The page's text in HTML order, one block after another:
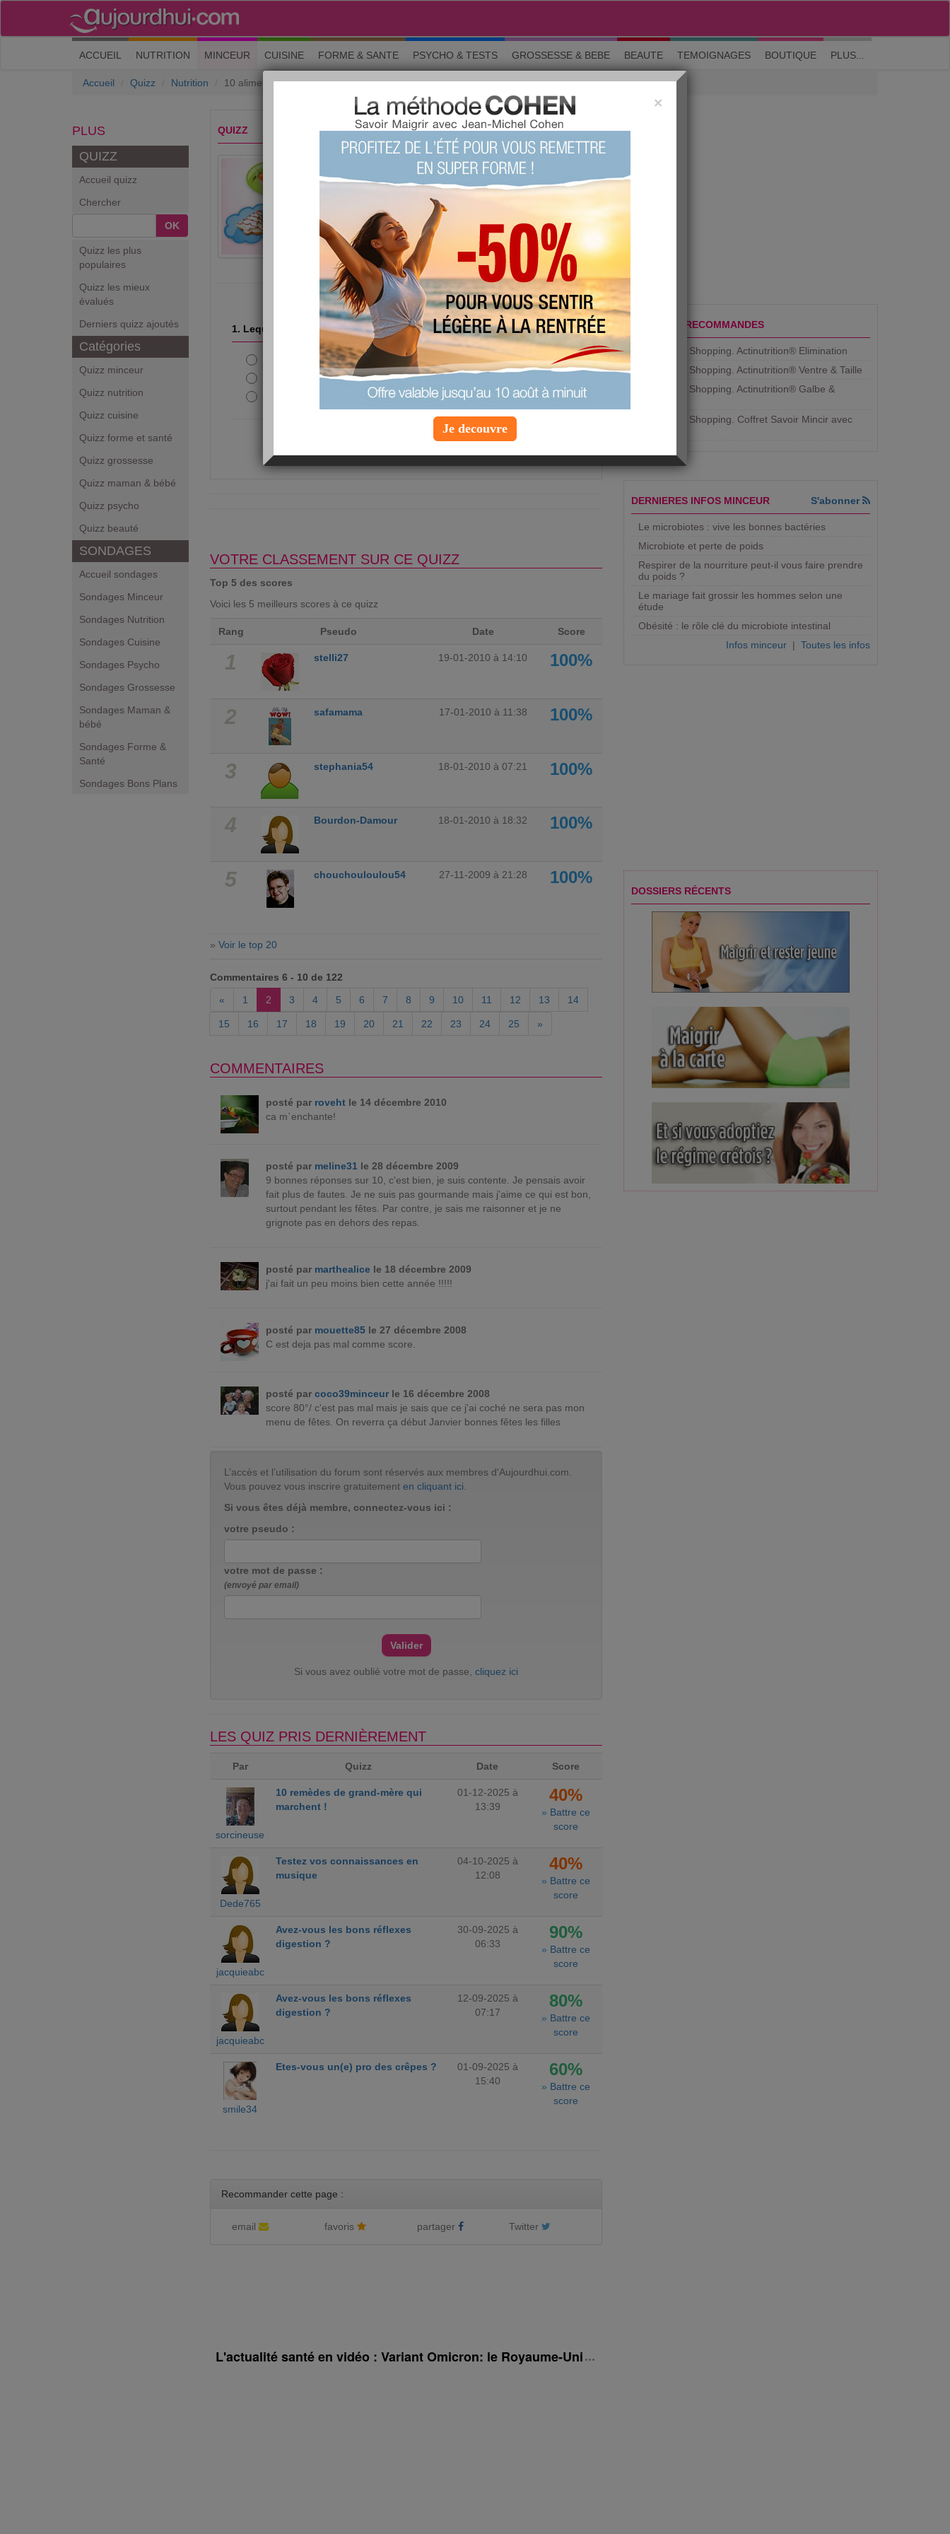
M'inscrire| Me connecter| ? Visite guidée
ACCUEIL (current)
NUTRITION MINCEUR CUISINE FORME & SANTE PSYCHO & TESTS GROSSESSE & BEBE BEAUTE TEMOIGNAGES BOUTIQUE PLUS...
Accueil Quizz Nutrition 10 aliments de Noël qui ne font pas grossir !
PLUS
QUIZZ
Accueil quizz
Chercher
OK
Quizz les plus
populaires
Quizz les mieux
évalués
Derniers quizz ajoutés
Catégories
Quizz minceur
Quizz nutrition
Quizz cuisine
Quizz forme et santé
Quizz grossesse
Quizz maman & bébé
Quizz psycho
Quizz beauté
SONDAGES
Accueil sondages
Sondages Minceur
Sondages Nutrition
Sondages Cuisine
Sondages Psycho
Sondages Grossesse
Sondages Maman &
bébé
Sondages Forme &
Santé
Sondages Bons Plans
QUIZZ
10 aliments de Noël qui ne font pas
grossir !?
+509Le quizz du siècle !(fait 18329
Score moyen : 84 %
Questions 1 sur 10
1. Lequel de ces aliments est riche en fer et faible en calories ?
Les huîtres
Le saumon
VOTRE CLASSEMENT SUR CE QUIZZ
Top 5 des scores
Voici les 5 meilleurs scores à ce quizz
Rang Pseudo Date Score
1 stelli27 19-01-2010 à 14:10 100%
2 safamama 17-01-2010 à 11:38 100%
3 stephania54 18-01-2010 à 07:21 100%
4 Bourdon-Damour 18-01-2010 à 18:32 100%
5 chouchouloulou54 27-11-2009 à 21:28 100%
» Voir le top 20
Commentaires 6 - 10 de 122
«
1 2 3 4 5 6 7 8 9 10 11 12 13 14
15 16 17 18 19 20 21 22 23 24 25 »
COMMENTAIRES
posté par roveht le 14 décembre 2010
ca m`enchante!
posté par meline31 le 28 décembre 2009
9 bonnes réponses sur 10, c'est bien, je suis contente. Je pensais avoir
fait plus de fautes. Je ne suis pas gourmande mais j'aime ce qui est bon,
surtout pendant les fêtes. Par contre, je sais me raisonner et je ne
grignote pas en dehors des repas.
posté par marthealice le 18 décembre 2009
j'ai fait un peu moins bien cette année !!!!!
posté par mouette85 le 27 décembre 2008
C est deja pas mal comme score.
posté parcoco39minceur le 16 décembre 2008
score 80°/ c'est pas mal mais je sais que ce j'ai coché ne sera pas mon
menu de fêtes. On reverra ça début Janvier bonnes fêtes les filles
L’accès et l’utilisation du forum sont réservés aux membres d'Aujourdhui.com.
Vous pouvez vous inscrire gratuitement en cliquant ici
Si vous êtes déjà membre, connectez-vous ici :
votre pseudo :
votre mot de passe :
(envoyé par email)
Si vous avez oublié votre mot de passe, cliquez ici
LES QUIZ PRIS DERNIÈREMENT
Par Quizz Date Score
sorcineuse
10 remèdes de grand-mère qui
marchent !
01-12-2025 à
13:39
40%
» Battre ce
score
Dede765
Testez vos connaissances en
musique
04-10-2025 à
12:08
40%
» Battre ce
score
jacquieabc
Avez-vous les bons réflexes
digestion ?
30-09-2025 à
06:33
90%
» Battre ce
score
jacquieabc
Avez-vous les bons réflexes
digestion ?
12-09-2025 à
07:17
80%
» Battre ce
score
smile34
Etes-vous un(e) pro des crêpes ?
01-09-2025 à
15:40
60%
» Battre ce
score
Recommander cette page :
email favoris partager Twitter
L'actualité santé en vidéo : Variant Omicron: le Royaume-Uni rehausse son niveau d'alerte, une première en 7 mois
PRODUITS RECOMMANDES
Aujourdhui Shopping. Actinutrition® Elimination
Aujourdhui Shopping. Actinutrition® Ventre & Taille
Aujourdhui Shopping. Actinutrition® Galbe &
Aujourdhui Shopping. ​Coffret Savoir Mincir avec
DERNIERES INFOS MINCEUR S'abonner
Le microbiotes : vive les bonnes bactéries
Microbiote et perte de poids
Respirer de la nourriture peut-il vous faire prendre
du poids ?
Le mariage fait grossir les hommes selon une
étude
Obésité : le rôle clé du microbiote intestinal
Infos minceur | Toutes les infos
DOSSIERS RÉCENTS
×
Je decouvre